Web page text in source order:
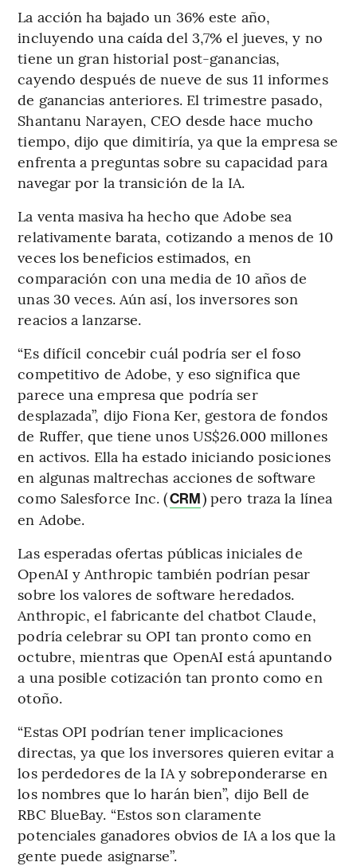
La acción ha bajado un 36% este año,
incluyendo una caída del 3,7% el jueves, y no
tiene un gran historial post-ganancias,
cayendo después de nueve de sus 11 informes
de ganancias anteriores. El trimestre pasado,
Shantanu Narayen, CEO desde hace mucho
tiempo, dijo que dimitiría, ya que la empresa se
enfrenta a preguntas sobre su capacidad para
navegar por la transición de la IA.
La venta masiva ha hecho que Adobe sea
relativamente barata, cotizando a menos de 10
veces los beneficios estimados, en
comparación con una media de 10 años de
unas 30 veces. Aún así, los inversores son
reacios a lanzarse.
“Es difícil concebir cuál podría ser el foso
competitivo de Adobe, y eso significa que
parece una empresa que podría ser
desplazada”, dijo Fiona Ker, gestora de fondos
de Ruffer, que tiene unos US$26.000 millones
en activos. Ella ha estado iniciando posiciones
en algunas maltrechas acciones de software
como Salesforce Inc. (CRM) pero traza la línea
en Adobe.
Las esperadas ofertas públicas iniciales de
OpenAI y Anthropic también podrían pesar
sobre los valores de software heredados.
Anthropic, el fabricante del chatbot Claude,
podría celebrar su OPI tan pronto como en
octubre, mientras que OpenAI está apuntando
a una posible cotización tan pronto como en
otoño.
“Estas OPI podrían tener implicaciones
directas, ya que los inversores quieren evitar a
los perdedores de la IA y sobreponderarse en
los nombres que lo harán bien”, dijo Bell de
RBC BlueBay. “Estos son claramente
potenciales ganadores obvios de IA a los que la
gente puede asignarse”.